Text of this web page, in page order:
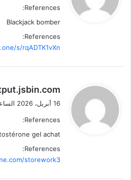
ل
References:
Blackjack bomber
References:
s/rqADTK1vXn
ي
ل
16 أبريل، 2026 الساعة 6:40 ص
References:
gel achat
References:
storework3